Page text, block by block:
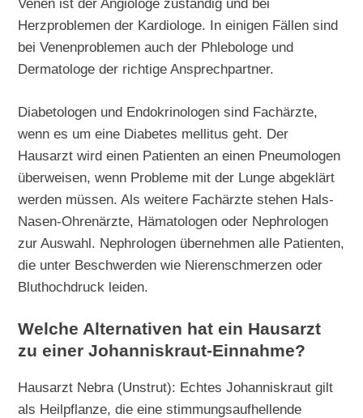
Herzproblemen der Kardiologe. In einigen Fällen sind
bei Venenproblemen auch der Phlebologe und
Dermatologe der richtige Ansprechpartner.
Diabetologen und Endokrinologen sind Fachärzte,
wenn es um eine Diabetes mellitus geht. Der
Hausarzt wird einen Patienten an einen Pneumologen
überweisen, wenn Probleme mit der Lunge abgeklärt
werden müssen. Als weitere Fachärzte stehen Hals-
Nasen-Ohrenärzte, Hämatologen oder Nephrologen
zur Auswahl. Nephrologen übernehmen alle Patienten,
die unter Beschwerden wie Nierenschmerzen oder
Bluthochdruck leiden.
Welche Alternativen hat ein Hausarzt
zu einer Johanniskraut-Einnahme?
Hausarzt Nebra (Unstrut): Echtes Johanniskraut gilt
als Heilpflanze, die eine stimmungsaufhellende